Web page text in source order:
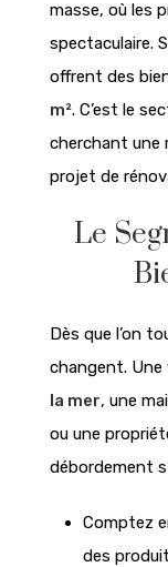
masse, où les
spectaculaire.
offrent des
m². C’est le
cherchant une
projet de
Le
Dès que l’on
changent. Une
la mer, une
ou une
débordement
Comptez
des